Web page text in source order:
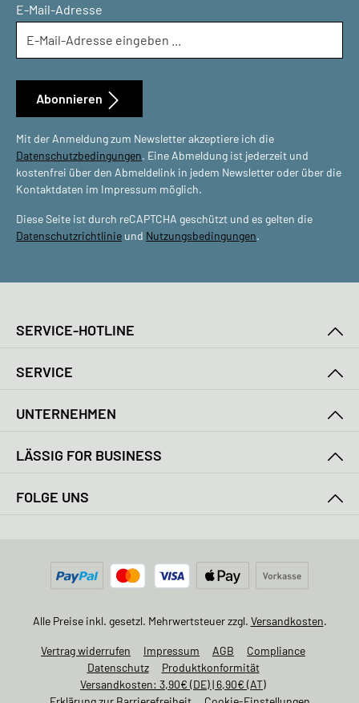
E-Mail-Adresse
Mit der Anmeldung zum Newsletter akzeptiere ich die
Datenschutzbedingungen. Eine Abmeldung ist jederzeit und
kostenfrei über den Abmeldelink in jedem Newsletter oder über die
Kontaktdaten im Impressum möglich.
Diese Seite ist durch reCAPTCHA geschützt und es gelten die
Datenschutzrichtlinie und Nutzungsbedingungen.
Abonnieren
SERVICE-HOTLINE
SERVICE
UNTERNEHMEN
LÄSSIG FOR BUSINESS
FOLGE UNS
Alle Preise inkl. gesetzl. Mehrwertsteuer zzgl. Versandkosten.
Vertrag widerrufen Impressum AGB
Compliance
Datenschutz
Produktkonformität
Versandkosten: 3,90€ (DE) | 6,90€ (AT)